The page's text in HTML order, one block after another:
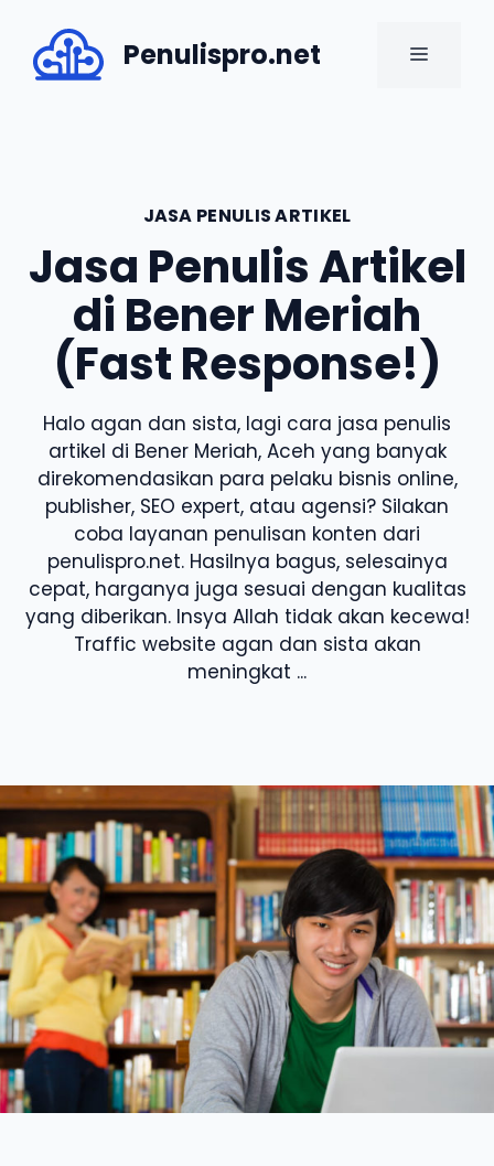
content
Penulispro.net MENU
JASA PENULIS ARTIKEL
Jasa Penulis Artikel
di Bener Meriah
(Fast Response!)
Halo agan dan sista, lagi cara jasa penulis
artikel di Bener Meriah, Aceh yang banyak
direkomendasikan para pelaku bisnis online,
publisher, SEO expert, atau agensi? Silakan
coba layanan penulisan konten dari
penulispro.net. Hasilnya bagus, selesainya
cepat, harganya juga sesuai dengan kualitas
yang diberikan. Insya Allah tidak akan kecewa!
Traffic website agan dan sista akan
meningkat ...